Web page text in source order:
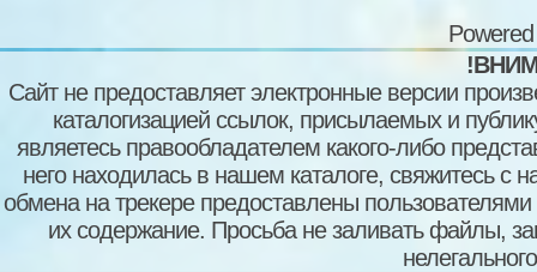
Сайт не предоставляет электронные версии
каталогизацией ссылок, присылаемых и
являетесь правообладателем какого-либо
него находилась в нашем каталоге, свяжитесь
обмена на трекере предоставлены пользователями
их содержание. Просьба не заливать файлы,